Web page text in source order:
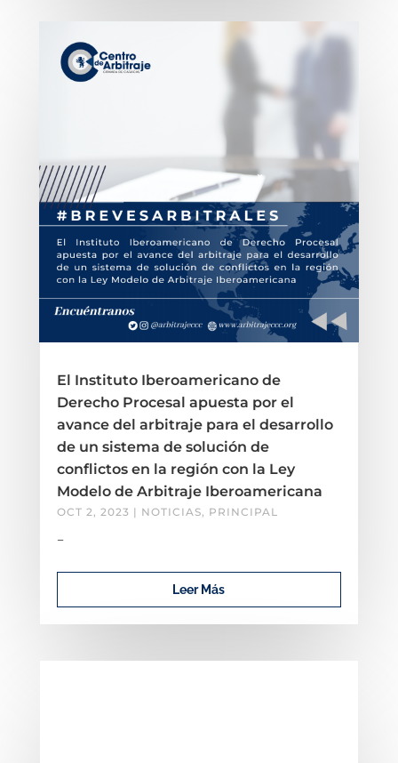
El Instituto Iberoamericano de
Derecho Procesal apuesta por el
avance del arbitraje para el desarrollo
de un sistema de solución de
conflictos en la región con la Ley
Modelo de Arbitraje Iberoamericana
OCT 2, 2023 | NOTICIAS, PRINCIPAL
–
Leer Más